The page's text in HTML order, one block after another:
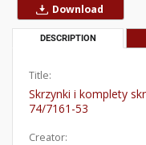
Download
DESCRIPTION
Title:
Skrzynki i komplety
74/7161-53
Creator: